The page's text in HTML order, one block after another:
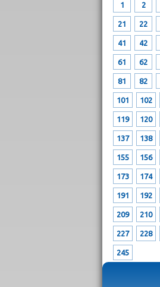
1 2
21 22
41 42
61 62
81 82
101 102
119 120
137 138
155 156
173 174
191 192
209 210
227 228
245